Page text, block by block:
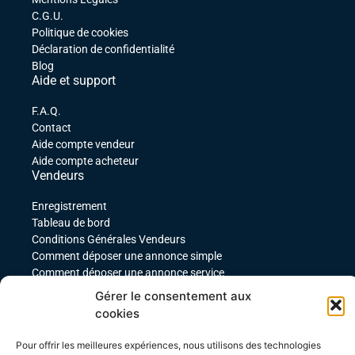
Gérer le consentement aux
cookies
Pour offrir les meilleures expériences, nous utilisons des technologies
C.G.U.
Politique de cookies
Déclaration de confidentialité
Blog
Aide et support
F.A.Q.
Contact
Aide compte vendeur
Aide compte acheteur
Vendeurs
Enregistrement
Tableau de bord
Conditions Générales Vendeurs
Comment déposer une annonce simple
Comment déposer une annonce service
comment déposer une annonce pour un produit
Déposer une annonce avec des variables